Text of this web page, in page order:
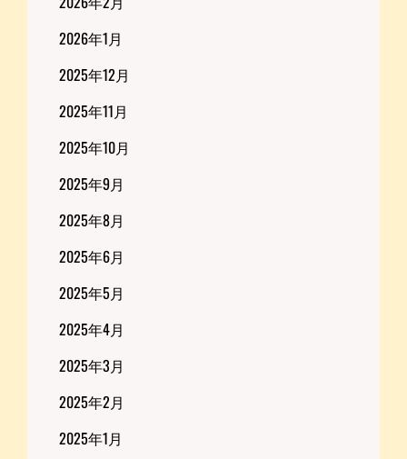
2026年1月
2025年12月
2025年11月
2025年10月
2025年9月
2025年8月
2025年6月
2025年5月
2025年4月
2025年3月
2025年2月
2025年1月